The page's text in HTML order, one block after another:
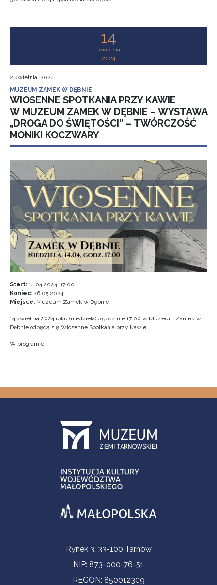
14
kwietnia
2024
2 kwietnia, 2024
MUZEUM ZAMEK W DĘBNIE
WIOSENNE SPOTKANIA PRZY KAWIE
W MUZEUM ZAMEK W DĘBNIE – WYSTAWA
„DROGA DO ŚWIĘTOŚCI” – TWÓRCZOŚĆ
MONIKI KOCZWARY
Start: 14.04.2024, 17:00
Koniec: 26.05.2024
Miejsce: Muzeum Zamek w Dębnie
14 kwietnia 2024 roku (niedziela) o godzinie 17:00 w Muzeum Zamek w
Dębnie odbędą się Wiosenne Spotkania przy Kawie.
W programie:
Informacje kontaktoweRynek 3, 33-100 Tarnów
NIP: 873-000-76-51
REGON: 850012309